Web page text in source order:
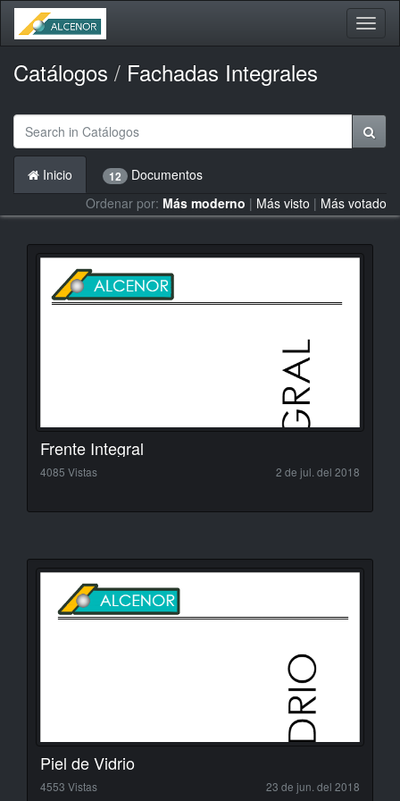
Catálogos / Fachadas Integrales
Inicio 12
Documentos
Ordenar por: Más moderno | Más visto | Más votado
Frente Integral
4085 Vistas 2 de jul. del 2018
Piel de Vidrio
4553 Vistas 23 de jun. del 2018